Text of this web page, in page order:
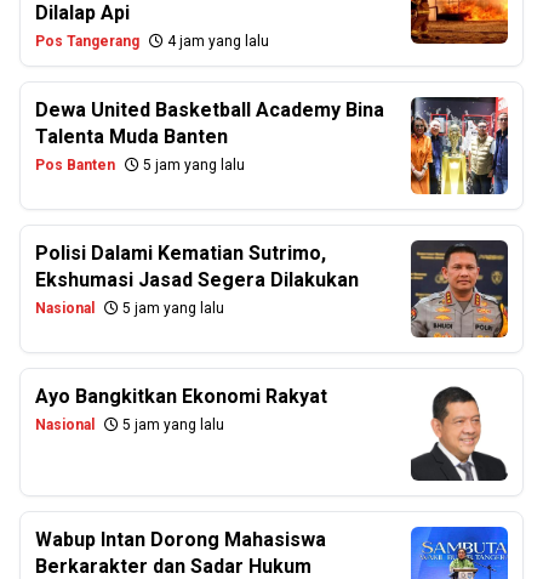
Dilalap Api
Pos Tangerang 4 jam yang lalu
Dewa United Basketball Academy Bina
Talenta Muda Banten
Pos Banten 5 jam yang lalu
Polisi Dalami Kematian Sutrimo,
Ekshumasi Jasad Segera Dilakukan
Nasional 5 jam yang lalu
Ayo Bangkitkan Ekonomi Rakyat
Nasional 5 jam yang lalu
Wabup Intan Dorong Mahasiswa
Berkarakter dan Sadar Hukum